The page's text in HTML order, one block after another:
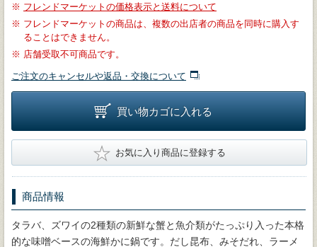
※ フレンドマーケットの価格表示と送料について
※ フレンドマーケットの商品は、複数の出店者の商品を同時に購入す
ることはできません。
※ 店舗受取不可商品です。
ご注文のキャンセルや返品・交換について
買い物カゴに入れる
★ お気に入り商品に登録する
商品情報
タラバ、ズワイの2種類の新鮮な蟹と魚介類がたっぷり入った本格
的な味噌ベースの海鮮かに鍋です。だし昆布、みそだれ、ラーメ